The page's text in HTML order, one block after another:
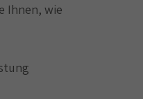
Ihnen, wie